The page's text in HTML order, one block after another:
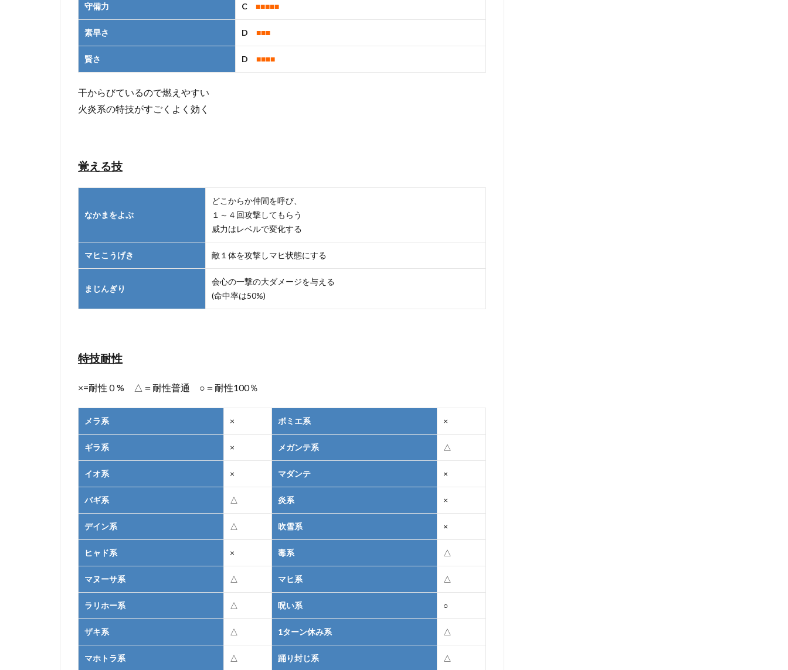
守備力 C ■■■■■
素早さ D ■■■
賢さ D ■■■■
干からびているので燃えやすい
火炎系の特技がすごくよく効く
覚える技
なかまをよぶ
どこからか仲間を呼び、
１～４回攻撃してもらう
威力はレベルで変化する
マヒこうげき 敵１体を攻撃しマヒ状態にする
まじんぎり
会心の一撃の大ダメージを与える
(命中率は50%)
特技耐性
×=耐性０% △＝耐性普通 ○＝耐性100％
メラ系 × ボミエ系 ×
ギラ系 × メガンテ系 △
イオ系 × マダンテ ×
バギ系 △ 炎系 ×
デイン系 △ 吹雪系 ×
ヒャド系 × 毒系 △
マヌーサ系 △ マヒ系 △
ラリホー系 △ 呪い系 ○
ザキ系 △ 1ターン休み系 △
マホトラ系 △ 踊り封じ系 △